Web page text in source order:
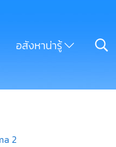
อสังหาน่ารู้
2